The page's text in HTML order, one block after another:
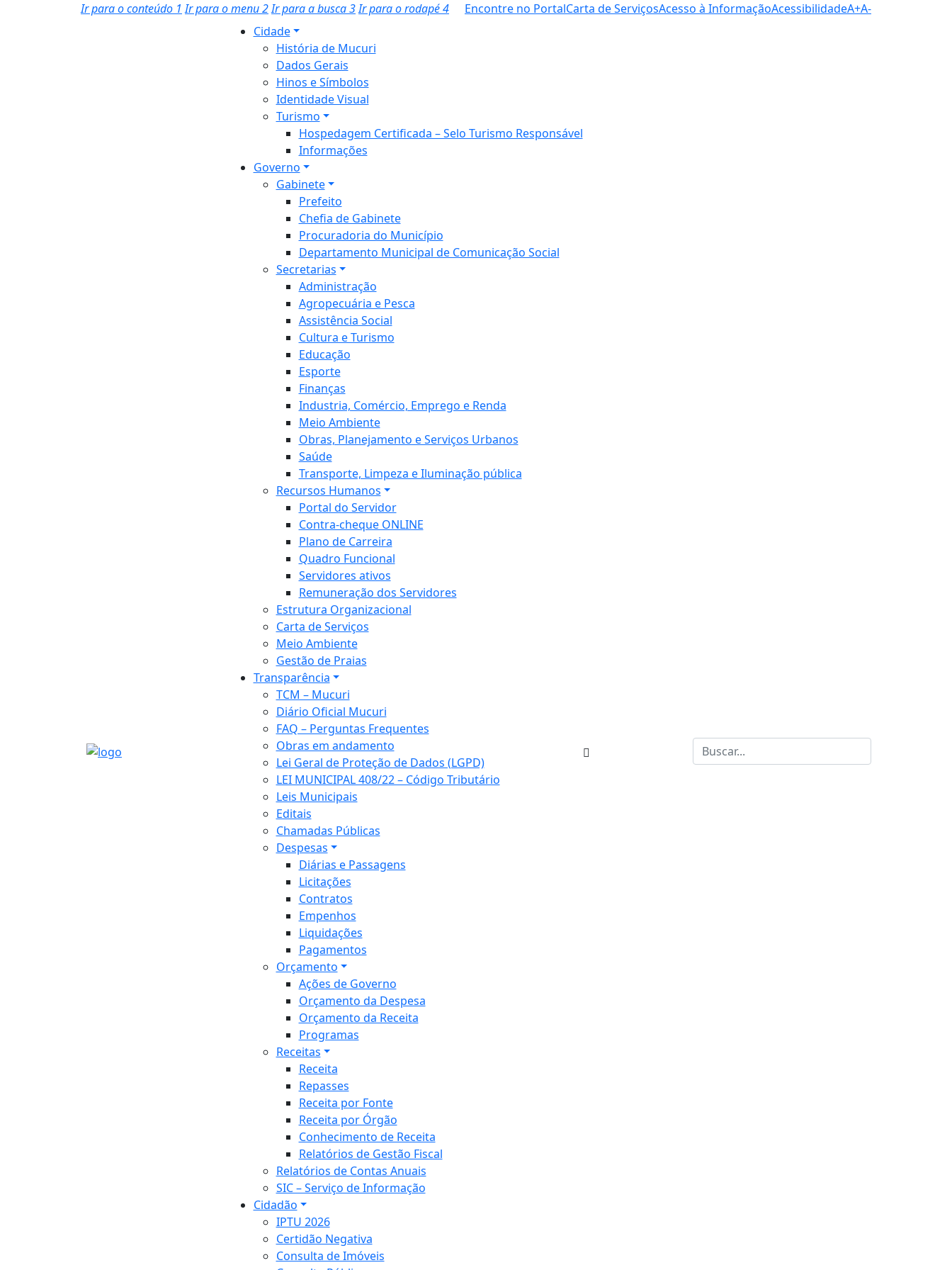
Ir para o conteúdo 1 Ir para o menu2Ir para a busca3Ir para o rodapé4 Encontre no PortalCarta de ServiçosAcesso à InformaçãoAcessibilidadeA+A-
Cidade
História de Mucuri
Dados Gerais
Hinos e Símbolos
Identidade Visual
Turismo
Hospedagem Certificada – Selo Turismo Responsável
Informações
Governo
Gabinete
Prefeito
Chefia de Gabinete
Procuradoria do Município
Departamento Municipal de Comunicação Social
Secretarias
Administração
Agropecuária e Pesca
Assistência Social
Cultura e Turismo
Educação
Esporte
Finanças
Industria, Comércio, Emprego e Renda
Meio Ambiente
Obras, Planejamento e Serviços Urbanos
Saúde
Transporte, Limpeza e Iluminação pública
Recursos Humanos
Portal do Servidor
Contra-cheque ONLINE
Plano de Carreira
Quadro Funcional
Servidores ativos
Remuneração dos Servidores
Estrutura Organizacional
Carta de Serviços
Meio Ambiente
Gestão de Praias
Transparência
TCM – Mucuri
Diário Oficial Mucuri
FAQ – Perguntas Frequentes
Obras em andamento
Lei Geral de Proteção de Dados (LGPD)
LEI MUNICIPAL 408/22 – Código Tributário
Leis Municipais
Editais
Chamadas Públicas
Despesas
Diárias e Passagens
Licitações
Contratos
Empenhos
Liquidações
Pagamentos
Orçamento
Ações de Governo
Orçamento da Despesa
Orçamento da Receita
Programas
Receitas
Receita
Repasses
Receita por Fonte
Receita por Órgão
Conhecimento de Receita
Relatórios de Gestão Fiscal
Relatórios de Contas Anuais
SIC – Serviço de Informação
Cidadão
IPTU 2026
Certidão Negativa
Consulta de Imóveis